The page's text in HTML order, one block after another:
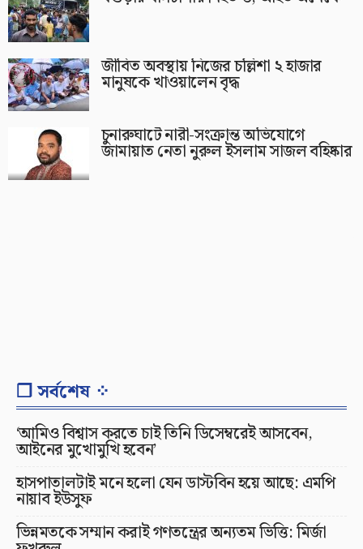
জীবিত অবস্থায় নিজের চল্লিশা ২ হাজার
মানুষকে খাওয়ালেন বৃদ্ধ
চুনারুঘাটে নারী-সংক্রান্ত অভিযোগে
জামায়াত নেতা নুরুল ইসলাম সাজল বহিষ্কার
❐ সর্বশেষ ⁘
‘আমিও বিশ্বাস করতে চাই তিনি ডিসেম্বরেই আসবেন,
আইনের মুখোমুখি হবেন’
হাসপাতালটাই মনে হলো যেন ডাস্টবিন হয়ে আছে: এমপি
নায়াব ইউসুফ
ভিন্নমতকে সম্মান করাই গণতন্ত্রের অন্যতম ভিত্তি: মির্জা